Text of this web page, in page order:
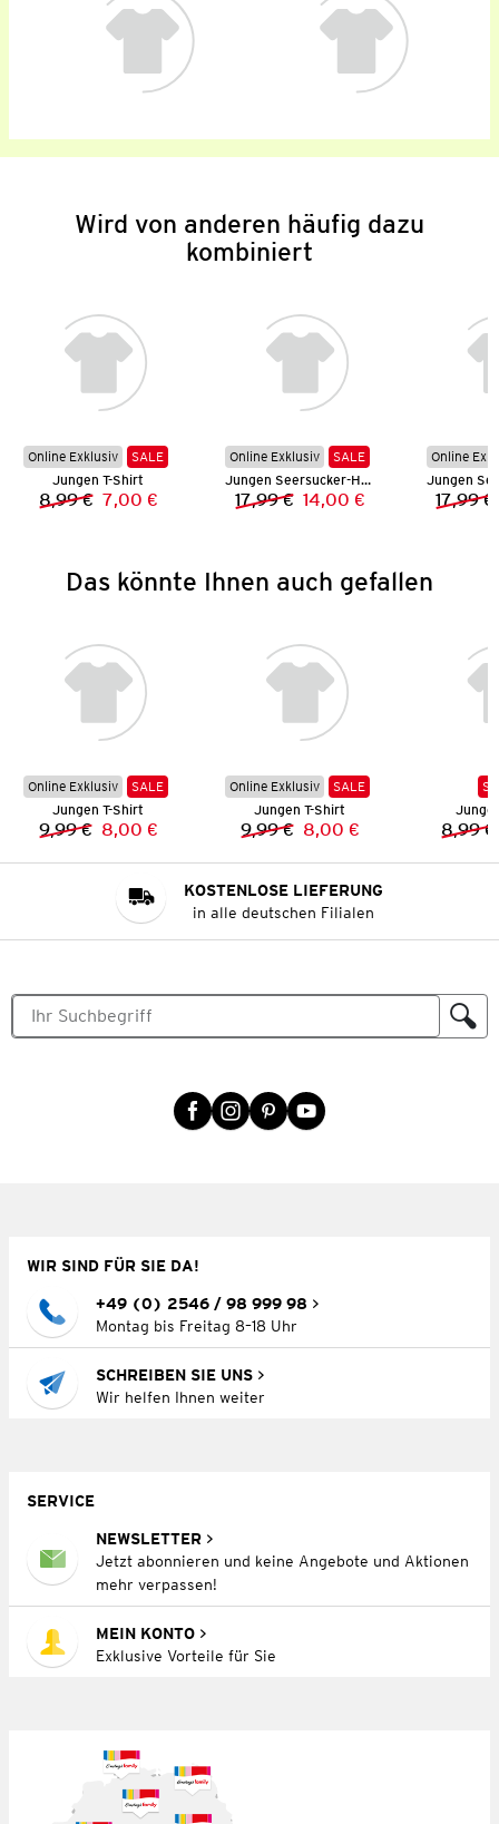
Wird von anderen häufig dazu
kombiniert
Online Exklusiv
SALE
Jungen T-Shirt
Vorheriger Preis:
8,99 € Neuer Preis:
7,00 €
Online Exklusiv
SALE
Jungen Seersucker-Hemd
Vorheriger Preis:
17,99 € Neuer Preis:
14,00 €
Online
17,99 €
Das könnte Ihnen auch gefallen
Online Exklusiv
SALE
Jungen T-Shirt
Vorheriger Preis:
9,99 € Neuer Preis:
8,00 €
Online Exklusiv
SALE
Jungen T-Shirt
Vorheriger Preis:
9,99 € Neuer Preis:
8,00 € 8,99 €
KOSTENLOSE LIEFERUNG
in alle deutschen Filialen
WIR SIND FÜR SIE DA!
+49 (0) 2546 / 98 999 98
Montag bis Freitag 8–18 Uhr
SCHREIBEN SIE UNS
Wir helfen Ihnen weiter
SERVICE
NEWSLETTER
Jetzt abonnieren und keine Angebote und Aktionen
mehr verpassen!
MEIN KONTO
Exklusive Vorteile für Sie